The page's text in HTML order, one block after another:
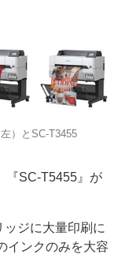
ス・多彩な商材～
鑑
）とSC-T3455
『SC-T5455』が
ジに大量印刷に
インクのみを大容